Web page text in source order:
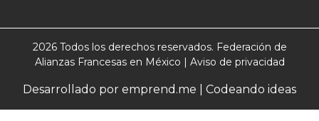
2026 Todos los derechos reservados. Federación de
Alianzas Francesas en México | Aviso de privacidad
Desarrollado por emprend.me | Codeando ideas